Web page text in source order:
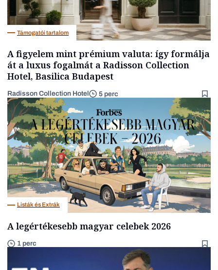
Támogatói tartalom
A figyelem mint prémium valuta: így formálja
át a luxus fogalmát a Radisson Collection
Hotel, Basilica Budapest
Radisson Collection Hotel 5 perc
Listák és Extrák
A legértékesebb magyar celebek 2026
1 perc